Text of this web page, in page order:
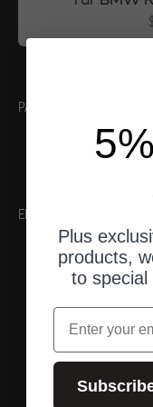
PASSENDES WERKZEUG
EMPFEHLUNGEN
Plus
products,
to special
Email